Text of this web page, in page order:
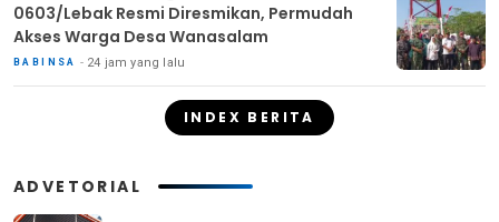
0603/Lebak Resmi Diresmikan, Permudah
Akses Warga Desa Wanasalam
BABINSA 24 jam yang lalu
INDEX BERITA
ADVETORIAL